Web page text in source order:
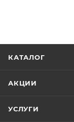
КАТАЛОГ
АКЦИИ
УСЛУГИ